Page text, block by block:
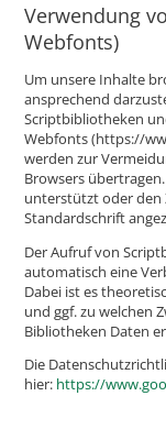
Verwendung
Webfonts)
Um unsere Inhalte
ansprechend
Scriptbibliotheken
Webfonts (https://
werden zur
Browsers
unterstützt oder den
Standardschrift
Der Aufruf von
automatisch eine
Dabei ist es
und ggf. zu welchen
Bibliotheken Daten
Die
hier: https://